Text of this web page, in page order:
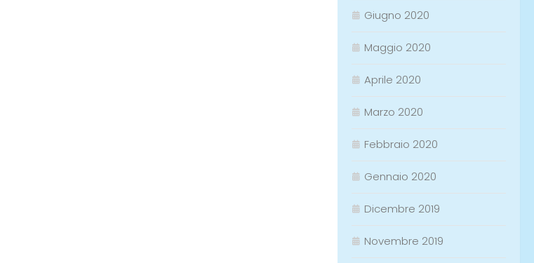
Giugno 2020
Maggio 2020
Aprile 2020
Marzo 2020
Febbraio 2020
Gennaio 2020
Dicembre 2019
Novembre 2019